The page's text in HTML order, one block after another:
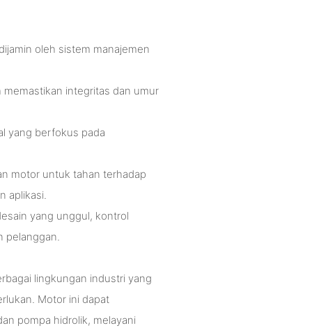
oleh sistem manajemen
integritas dan umur
yang berfokus pada
motor untuk tahan terhadap
aplikasi.
yang unggul, kontrol
pelanggan.
lingkungan industri yang
Motor ini dapat
pompa hidrolik, melayani